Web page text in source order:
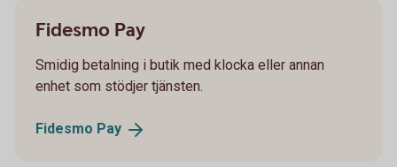
Fidesmo Pay
Smidig betalning i butik med klocka eller annan
enhet som stödjer tjänsten.
Fidesmo Pay